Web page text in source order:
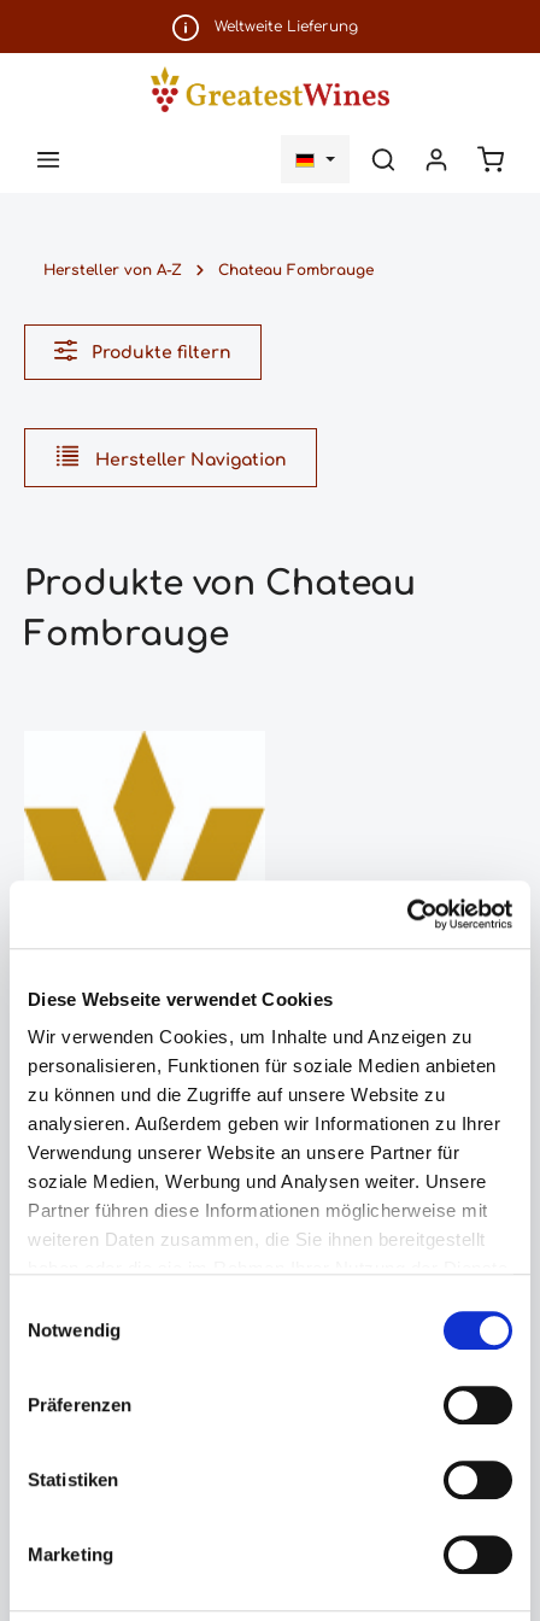
Diese Webseite verwendet Cookies
Wir verwenden Cookies, um Inhalte und Anzeigen zu
personalisieren, Funktionen für soziale Medien anbieten
zu können und die Zugriffe auf unsere Website zu
analysieren. Außerdem geben wir Informationen zu Ihrer
Verwendung unserer Website an unsere Partner für
soziale Medien, Werbung und Analysen weiter. Unsere
Partner führen diese Informationen möglicherweise mit
weiteren Daten zusammen, die Sie ihnen bereitgestellt
Notwendig
Präferenzen
Statistiken
Marketing
Zum Hauptinhalt springenWeltweite Lieferung
Hersteller von A-Z Chateau Fombrauge
Produkte filtern
Hersteller Navigation
Produkte von Chateau
Fombrauge
Chateau Fombrauge
Lieu-dit Fombrauge
33330 Saint-Christophe-des-Bardes
Frankreich
Chateau Fombrauge